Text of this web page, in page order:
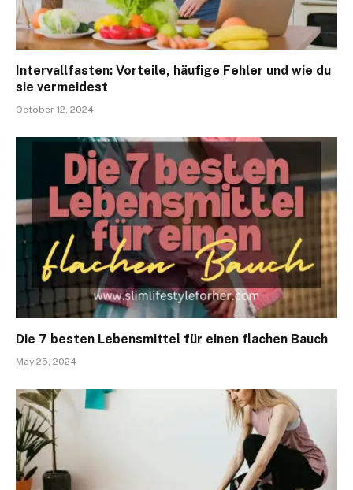
Intervallfasten: Vorteile, häufige Fehler und wie du
sie vermeidest
October 12, 2024
Die 7 besten Lebensmittel für einen flachen Bauch
May 25, 2024